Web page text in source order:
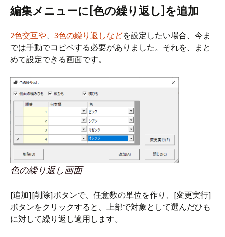
編集メニューに[色の繰り返し]を追加
2色交互や、 3色の繰り返しなどを設定したい場合、今ま
では手動でコピペする必要がありました。それを、まと
めて設定できる画面です。
色の繰り返し画面
[追加][削除]ボタンで、任意数の単位を作り、[変更実行]
ボタンをクリックすると、上部で対象として選んだひも
に対して繰り返し適用します。